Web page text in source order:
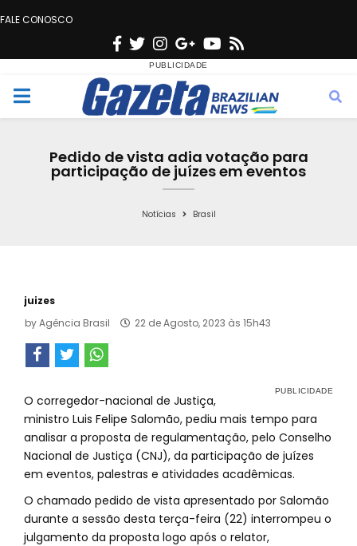
FALE CONOSCO
F
c
e
o
o
T
w
i
t
e
n
s
t
g
r
a
G
o
o
g
e
Y
u
t
b
s
M
Pedido de vista adia votação para
participação de juízes em eventos
Notícias Brasil
juizes
byAgência Brasil 22 de Agosto, 2023 às 15h43
O corregedor-nacional de Justiça,
ministro Luis Felipe Salomão, pediu mais tempo para
analisar a proposta de regulamentação, pelo Conselho
Nacional de Justiça (CNJ), da participação de juízes
em eventos, palestras e atividades acadêmicas.
O chamado pedido de vista apresentado por Salomão
durante a sessão desta terça-feira (22) interrompeu o
julgamento da proposta logo após o relator,